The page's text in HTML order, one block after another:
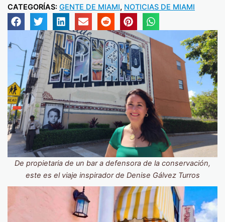
CATEGORÍAS: GENTE DE MIAMI, NOTICIAS DE MIAMI
De propietaria de un bar a defensora de la conservación,
este es el viaje inspirador de Denise Gálvez Turros